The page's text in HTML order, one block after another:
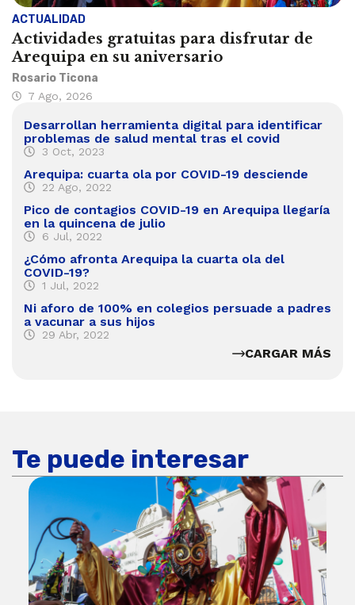
ACTUALIDAD
Actividades gratuitas para disfrutar de
Arequipa en su aniversario
Rosario Ticona
7 Ago, 2026
Desarrollan herramienta digital para identificar
problemas de salud mental tras el covid
3 Oct, 2023
Arequipa: cuarta ola por COVID-19 desciende
22 Ago, 2022
Pico de contagios COVID-19 en Arequipa llegaría
en la quincena de julio
6 Jul, 2022
¿Cómo afronta Arequipa la cuarta ola del
COVID-19?
1 Jul, 2022
Ni aforo de 100% en colegios persuade a padres
a vacunar a sus hijos
29 Abr, 2022
CARGAR MÁS
Te puede interesar